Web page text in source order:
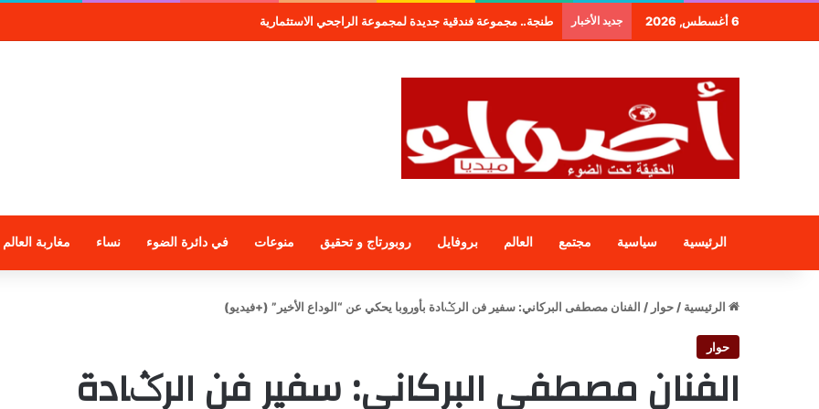
6 أغسطس, 2026 جديد الأخبار طنجة.. مجموعة فندقية جديدة لمجموعة الراجحي الاستثمارية
الرئيسية سياسية مجتمع العالم بروفايل روبورتاج و تحقيق منوعات في دائرة الضوء نساء مغاربة العالم
الرئيسية / حوار / الفنان مصطفى البركاني: سفير فن الرݣادة بأوروبا يحكي عن “الوداع الأخير” (+فيديو)
حوار
الفنان مصطفى البركاني: سفير فن الرݣادة